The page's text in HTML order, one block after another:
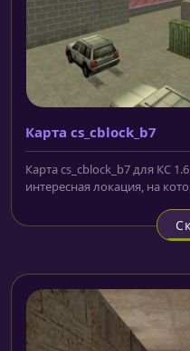
Карта cs_cblock_b7
Карта cs_cblock_b7 для КС
интересная локация, на